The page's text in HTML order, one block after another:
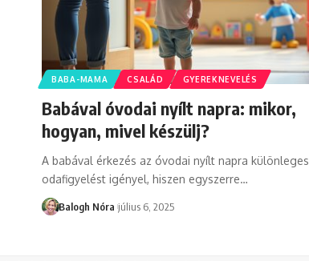
BABA-MAMA CSALÁD GYEREKNEVELÉS
Babával óvodai nyílt napra: mikor,
hogyan, mivel készülj?
A babával érkezés az óvodai nyílt napra különleges
odafigyelést igényel, hiszen egyszerre…
Balogh Nóra július 6, 2025